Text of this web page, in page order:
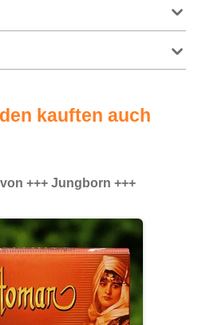
kauften auch
+++ Jungborn +++